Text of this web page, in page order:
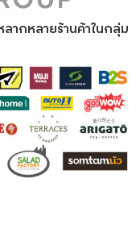
กหลายร้านค้าในกลุ่ม